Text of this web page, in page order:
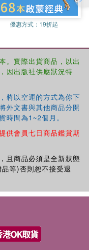
優惠方式： 19折起
。實際出貨商品，以出
因出版社供應狀況特
將以空運的方式為你下
外文書與其他商品分開
時間為1~2個月。
供會員七日商品鑑賞期
且商品必須是全新狀態
等)否則恕不接受退